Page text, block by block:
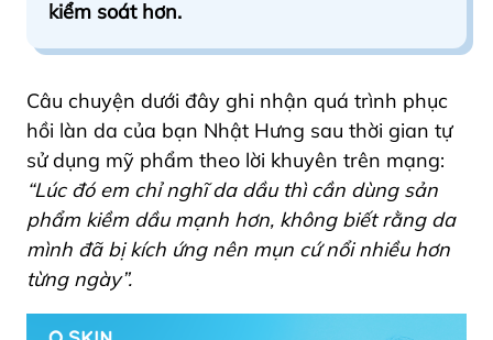
kiểm soát hơn.
Câu chuyện dưới đây ghi nhận quá trình phục
hồi làn da của bạn Nhật Hưng sau thời gian tự
sử dụng mỹ phẩm theo lời khuyên trên mạng:
“Lúc đó em chỉ nghĩ da dầu thì cần dùng sản
phẩm kiềm dầu mạnh hơn, không biết rằng da
mình đã bị kích ứng nên mụn cứ nổi nhiều hơn
từng ngày”.